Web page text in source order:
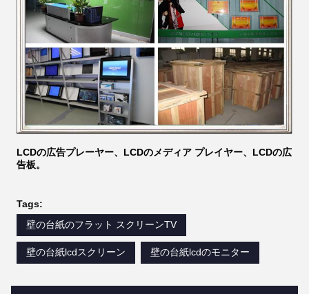
LCDの広告プレーヤー、LCDのメディア プレイヤー、LCDの広
告板。
Tags:
壁の台紙のフラット スクリーンTV
壁の台紙lcdスクリーン 壁の台紙lcdのモニター